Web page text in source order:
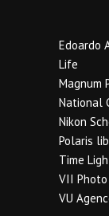
Edoardo
Life
Magnum
National
Nikon
Polaris
Time
VII Photo
VU